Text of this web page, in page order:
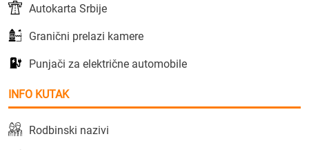
Autokarta Srbije
Granični prelazi kamere
Punjači za električne automobile
INFO KUTAK
Rodbinski nazivi